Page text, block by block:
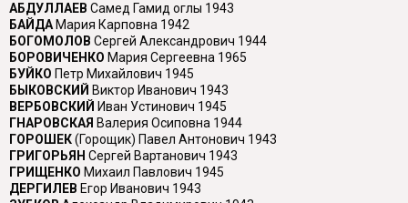
АБДУЛЛАЕВ Самед Гамид оглы 1943
БАЙДАМария Карповна 1942
БОГОМОЛОВ Сергей Александрович 1944
БОРОВИЧЕНКО Мария Сергеевна 1965
БУЙКО Петр Михайлович 1945
БЫКОВСКИЙ Виктор Иванович 1943
ВЕРБОВСКИЙ Иван Устинович 1945
ГНАРОВСКАЯ Валерия Осиповна 1944
ГОРОШЕК(Горощик) Павел Антонович 1943
ГРИГОРЬЯН Сергей Вартанович 1943
ГРИЩЕНКО Михаил Павлович 1945
ДЕРГИЛЕВ Егор Иванович 1943